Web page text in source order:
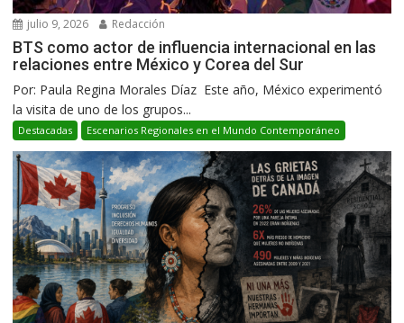
julio 9, 2026 Redacción
BTS como actor de influencia internacional en las
relaciones entre México y Corea del Sur
Por: Paula Regina Morales Díaz Este año, México experimentó
la visita de uno de los grupos...
Destacadas Escenarios Regionales en el Mundo Contemporáneo